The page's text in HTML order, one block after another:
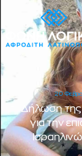
20
Δήλωση της
για την